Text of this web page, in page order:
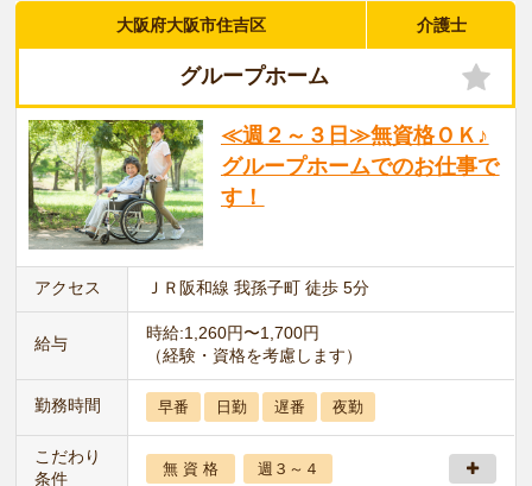
大阪府大阪市住吉区 介護士
グループホーム
≪週２～３日≫無資格ＯＫ♪
グループホームでのお仕事で
す！
アクセス ＪＲ阪和線 我孫子町 徒歩 5分
給与
時給:1,260円〜1,700円
（経験・資格を考慮します）
勤務時間 早番 日勤 遅番 夜勤
こだわり
条件
無 資 格 週３～４